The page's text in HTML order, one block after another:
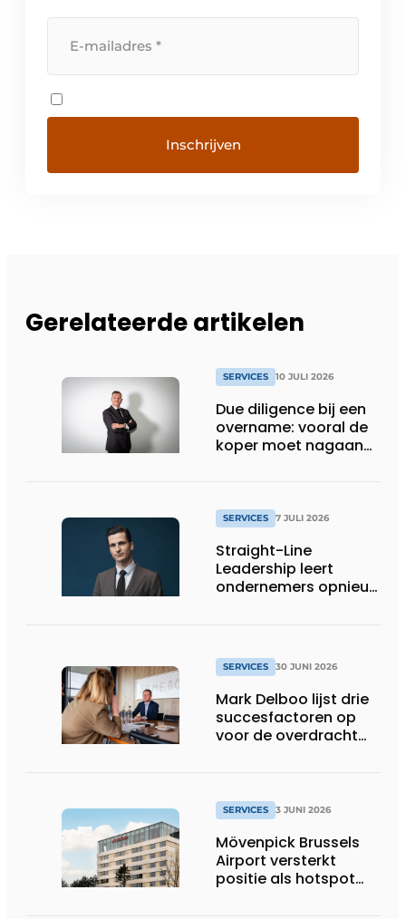
Gerelateerde artikelen
SERVICES 10 JULI 2026
Due diligence bij een
overname: vooral de
koper moet nagaan
SERVICES 7 JULI 2026
Straight-Line
Leadership leert
ondernemers opnieuw
SERVICES 30 JUNI 2026
Mark Delboo lijst drie
succesfactoren op
voor de overdracht
SERVICES 3 JUNI 2026
Mövenpick Brussels
Airport versterkt
positie als hotspot